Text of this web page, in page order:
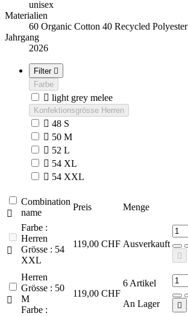
unisex
Materialien
60 Organic Cotton 40 Recycled Polyester
Jahrgang
2026
Filter 
Farbe
 light grey melee
Konfektionsgrösse Herren
 48 S
 50 M
 52 L
 54 XL
 54 XXL

Combination
name
Preis Menge

Farbe :
Herren
Grösse : 54
XXL
119,00 CHF Ausverkauft


Herren
Grösse : 50
M
Farbe :
119,00 CHF
6 Artikel
An Lager
